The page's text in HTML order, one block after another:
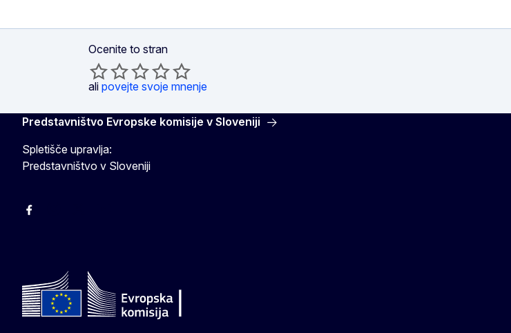
Ocenite to stran
ali povejte svoje mnenje
Predstavništvo Evropske komisije v Sloveniji
Spletišče upravlja:
Predstavništvo v Sloveniji
Facebook